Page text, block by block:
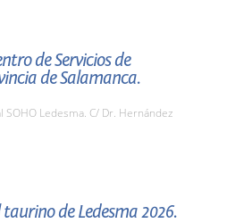
de Servicios de
de Salamanca.
Ledesma. C/ Dr. Hernández
de Ledesma 2026.